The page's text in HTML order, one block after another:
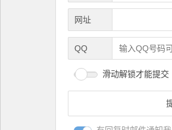
网址
QQ
滑动解锁才能提交